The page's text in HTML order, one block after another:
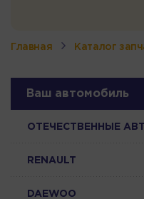
Главная Каталог
Ваш автомобиль
ОТЕЧЕСТВЕННЫЕ
RENAULT
DAEWOO